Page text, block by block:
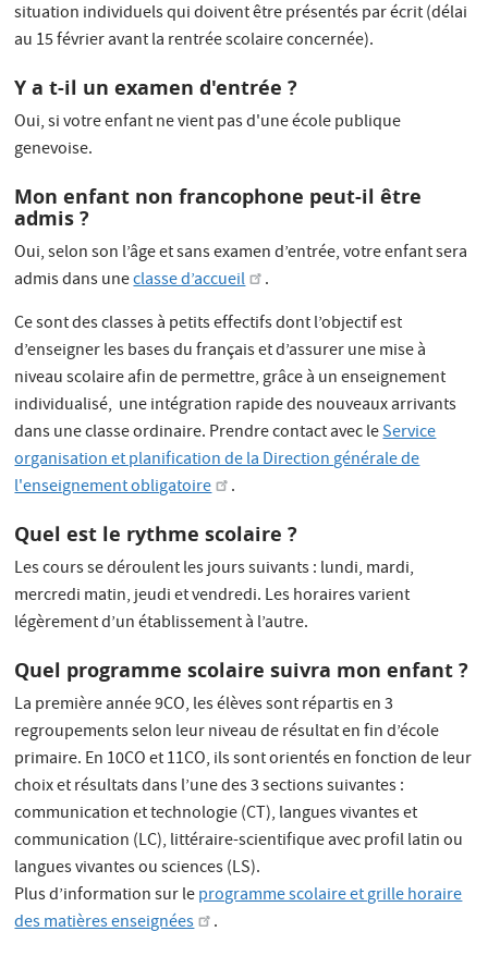
situation individuels qui doivent être présentés par écrit (délai
au 15 février avant la rentrée scolaire concernée).
Y a t-il un examen d'entrée ?
Oui, si votre enfant ne vient pas d'une école publique
genevoise.
Mon enfant non francophone peut-il être
admis ?
Oui, selon son l’âge et sans examen d’entrée, votre enfant sera
admis dans uneclasse d’accueil
.
Ce sont des classes à petits effectifs dont l’objectif est
d’enseigner les bases du français et d’assurer une mise à
niveau scolaire afin de permettre, grâce à un enseignement
individualisé, une intégration rapide des nouveaux arrivants
dans une classe ordinaire. Prendre contact avec leService
organisation et planification de la Direction générale de
l'enseignement obligatoire
.
Quel est le rythme scolaire ?
Les cours se déroulent les jours suivants : lundi, mardi,
mercredi matin, jeudi et vendredi. Les horaires varient
légèrement d’un établissement à l’autre.
Quel programme scolaire suivra mon enfant ?
La première année 9CO, les élèves sont répartis en 3
regroupements selon leur niveau de résultat en fin d’école
primaire. En 10CO et 11CO, ils sont orientés en fonction de leur
choix et résultats dans l’une des 3 sections suivantes :
communication et technologie (CT), langues vivantes et
communication (LC), littéraire-scientifique avec profil latin ou
langues vivantes ou sciences (LS).
Plus d’information sur leprogramme scolaire et grille horaire
des matières enseignées
.